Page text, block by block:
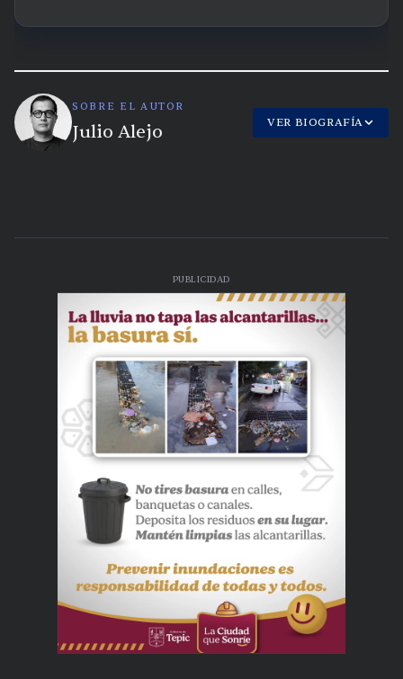
SOBRE EL AUTOR
Julio Alejo VER BIOGRAFÍA
PUBLICIDAD